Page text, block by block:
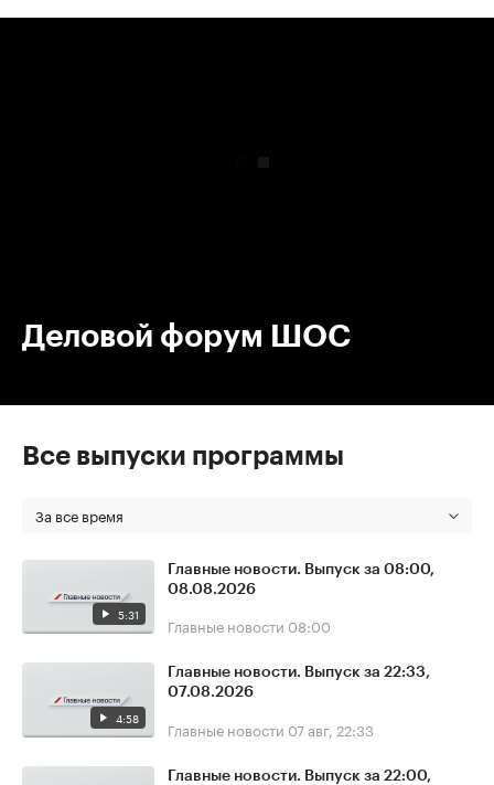
Деловой форум ШОС
Все выпуски программы
За все время
5:31
Главные новости. Выпуск за 08:00,
08.08.2026
Главные новости 08:00
4:58
Главные новости. Выпуск за 22:33,
07.08.2026
Главные новости 07 авг, 22:33
Главные новости. Выпуск за 22:00,